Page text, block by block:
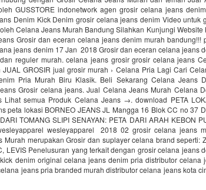
GUSSTORE indonetwork agen grosir celana jeans
Denim Kick Denim grosir celana jeans denim Video untuk
Celana Jeans Murah Bandung Silahkan Kunjungi Website
Grosir dan eceran celana jeans denim murah bandung!!!
jeans denim 17 Jan 2018 Grosir dan eceran celana jeans
reguler murah. celana jeans grosir grosir celana jeans
GROSIR jual grosir murah › Celana Pria Lagi Cari
Pria Murah Biru Klasik. Beli Sekarang Celana Jeans
Grosir celana jeans. Jual Celana Jeans Murah Celana
semua Produk Celana Jeans →. download PETA
peta lokasi BORNEO JEANS JL Mangga 16 Blok CC no 37
TOMANG SLIPI SENAYAN: PETA DARI ARAH KEBON
wesleyapparel 2018 02 grosir celana jeans
merupakan Grosir dan suplayer celana brand seperti:
LEVIS Penelusuran yang terkait dengan grosir celana jeans
denim original celana jeans denim pria distributor celana
jeans pria branded murah distributor celana jeans kota